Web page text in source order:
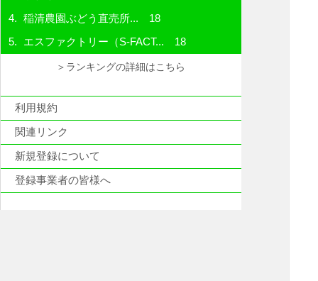
稲清農園ぶどう直売所... 18
エスファクトリー（S-FACT... 18
＞ランキングの詳細はこちら
利用規約
関連リンク
新規登録について
登録事業者の皆様へ